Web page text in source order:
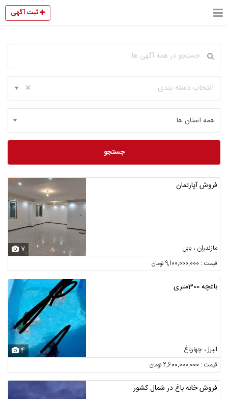
ثبت آگهی
انتخاب دسته بندی
جستجو
فروش آپارتمان
مازندران ، بابل 7
قیمت : 9,100,000,000 تومان
باغچه 300متری
البرز ، چهارباغ 4
قیمت : 2,600,000,000 تومان
فروش خانه باغ در شمال کشور